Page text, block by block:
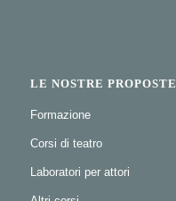
LE NOSTRE PROPOSTE
Formazione
Corsi di teatro
Laboratori per attori